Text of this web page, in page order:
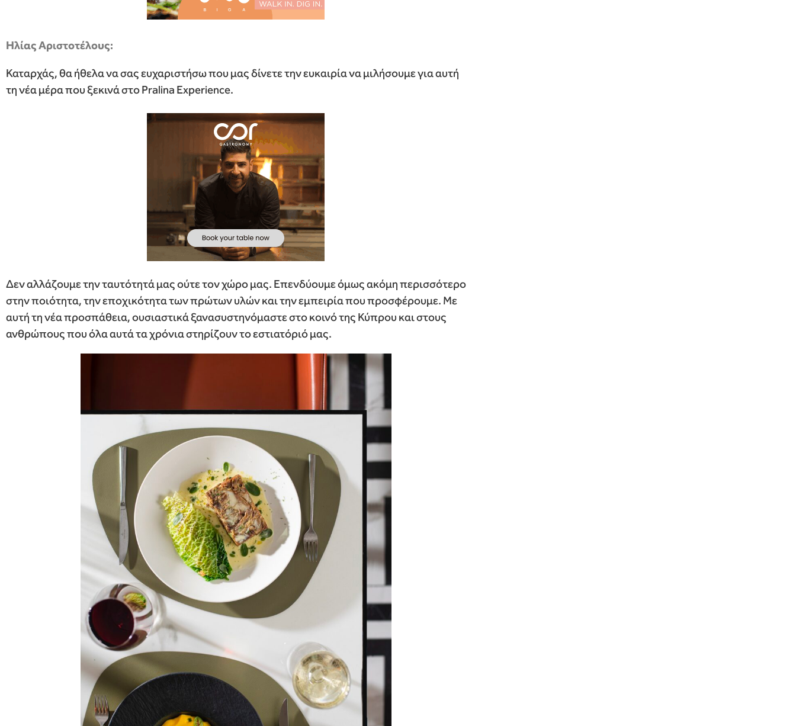
Ηλίας Αριστοτέλους:
Καταρχάς, θα ήθελα να σας ευχαριστήσω που μας δίνετε την ευκαιρία να μιλήσουμε για αυτή
τη νέα μέρα που ξεκινά στο Pralina Experience.
Δεν αλλάζουμε την ταυτότητά μας ούτε τον χώρο μας. Επενδύουμε όμως ακόμη περισσότερο
στην ποιότητα, την εποχικότητα των πρώτων υλών και την εμπειρία που προσφέρουμε. Με
αυτή τη νέα προσπάθεια, ουσιαστικά ξανασυστηνόμαστε στο κοινό της Κύπρου και στους
ανθρώπους που όλα αυτά τα χρόνια στηρίζουν το εστιατόριό μας.